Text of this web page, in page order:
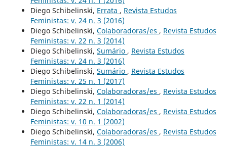
Diego Schibelinski, Errata , Revista Estudos
Feministas: v. 24 n. 3 (2016)
Diego Schibelinski, Colaboradoras/es , Revista Estudos
Feministas: v. 22 n. 3 (2014)
Diego Schibelinski, Sumário , Revista Estudos
Feministas: v. 24 n. 3 (2016)
Diego Schibelinski, Sumário , Revista Estudos
Feministas: v. 25 n. 1 (2017)
Diego Schibelinski, Colaboradoras/es , Revista Estudos
Feministas: v. 22 n. 1 (2014)
Diego Schibelinski, Colaboradoras/es , Revista Estudos
Feministas: v. 10 n. 1 (2002)
Diego Schibelinski, Colaboradoras/es , Revista Estudos
Feministas: v. 14 n. 3 (2006)